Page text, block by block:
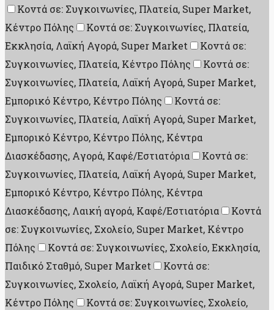
Κοντά σε: Συγκοινωνίες, Πλατεία, Super Market,
Κέντρο Πόλης
Κοντά σε: Συγκοινωνίες, Πλατεία,
Εκκλησία, Λαϊκή Αγορά, Super Market
Κοντά σε:
Συγκοινωνίες, Πλατεία, Κέντρο Πόλης
Κοντά σε:
Συγκοινωνίες, Πλατεία, Λαϊκή Αγορά, Super Market,
Εμπορικό Κέντρο, Κέντρο Πόλης
Κοντά σε:
Συγκοινωνίες, Πλατεία, Λαϊκή Αγορά, Super Market,
Εμπορικό Κέντρο, Κέντρο Πόλης, Κέντρα
Διασκέδασης, Aγορά, Καφέ/Εστιατόρια
Κοντά σε:
Συγκοινωνίες, Πλατεία, Λαϊκή Αγορά, Super Market,
Εμπορικό Κέντρο, Κέντρο Πόλης, Κέντρα
Διασκέδασης, Λαική αγορά, Καφέ/Εστιατόρια
Κοντά
σε: Συγκοινωνίες, Σχολείο, Super Market, Κέντρο
Πόλης
Κοντά σε: Συγκοινωνίες, Σχολείο, Εκκλησία,
Παιδικό Σταθμό, Super Market
Κοντά σε:
Συγκοινωνίες, Σχολείο, Λαϊκή Αγορά, Super Market,
Κέντρο Πόλης
Κοντά σε: Συγκοινωνίες, Σχολείο,